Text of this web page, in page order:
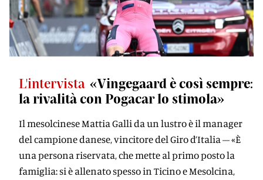
L'intervista «Vingegaard è così sempre:
la rivalità con Pogacar lo stimola»
Il mesolcinese Mattia Galli da un lustro è il manager
del campione danese, vincitore del Giro d’Italia – «È
una persona riservata, che mette al primo posto la
famiglia: si è allenato spesso in Ticino e Mesolcina,